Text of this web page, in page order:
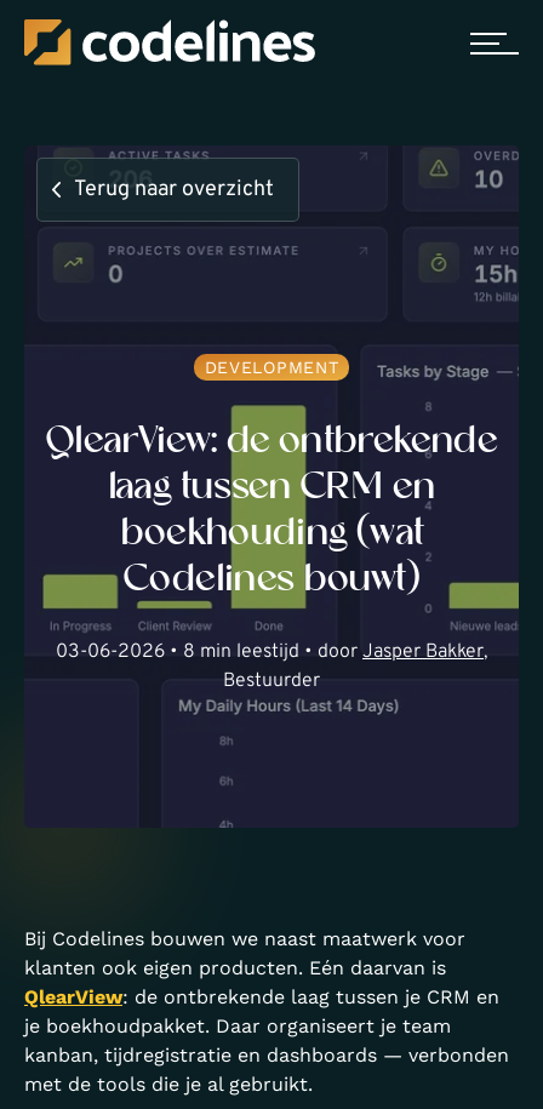
Terug naar overzicht
DEVELOPMENT
QlearView: de ontbrekende
laag tussen CRM en
boekhouding (wat
Codelines bouwt)
03-06-2026 • 8 min leestijd • door Jasper Bakker,
Bestuurder
Bij Codelines bouwen we naast maatwerk voor
klanten ook eigen producten. Eén daarvan is
QlearView: de ontbrekende laag tussen je CRM en
je boekhoudpakket. Daar organiseert je team
kanban, tijdregistratie en dashboards — verbonden
met de tools die je al gebruikt.